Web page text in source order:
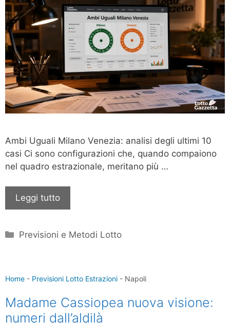
Ambi Uguali Milano Venezia: analisi degli ultimi 10
casi Ci sono configurazioni che, quando compaiono
nel quadro estrazionale, meritano più …
Leggi tutto
Categorie
Previsioni e Metodi Lotto
Home - Previsioni Lotto Estrazioni - Napoli
Madame Cassiopea nuova visione:
numeri dall’aldilà